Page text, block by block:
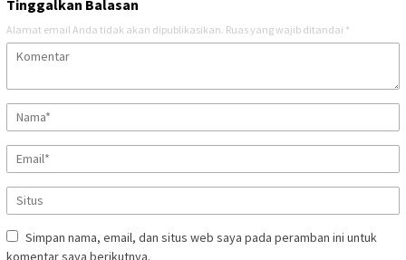
Tinggalkan Balasan
Alamat email Anda tidak akan dipublikasikan. Ruas yang wajib ditandai *
Simpan nama, email, dan situs web saya pada peramban ini untuk
komentar saya berikutnya.